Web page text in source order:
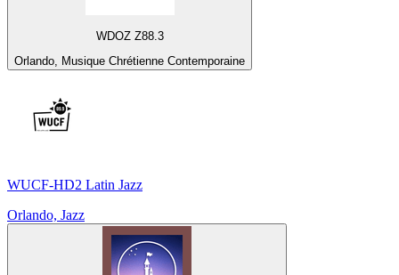
WDOZ Z88.3
Orlando, Musique Chrétienne Contemporaine
WUCF-HD2 Latin Jazz
Orlando, Jazz